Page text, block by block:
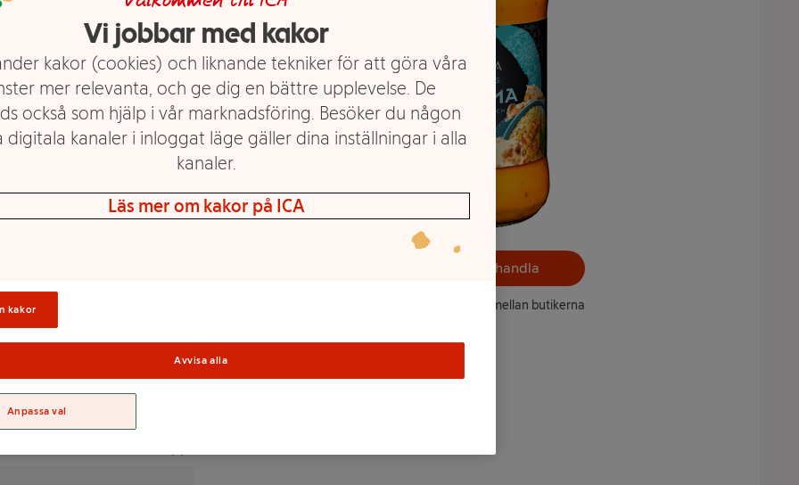
passar hela familjen.
modifierad
(kokosmjölk,
citronjuice,
Välj butik och handla
Sortimentet kan variera mellan butikerna
Vi jobbar med kakor
kakor (cookies) och liknande tekniker för att göra våra
mer relevanta, och ge dig en bättre upplevelse. De
också som hjälp i vår marknadsföring. Besöker du någon
digitala kanaler i inloggat läge gäller dina inställningar i alla
kanaler.
Läs mer om kakor på ICA
kakor
Avvisa alla
Anpassa val